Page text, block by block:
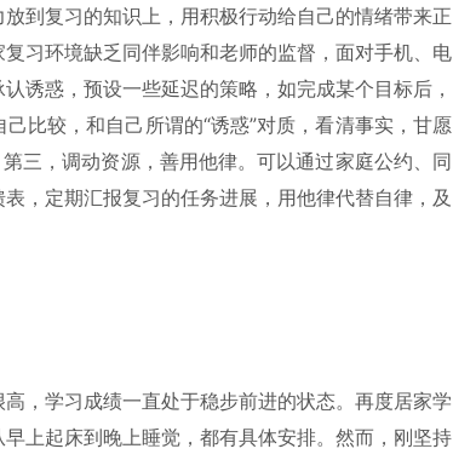
到复习的知识上，用积极行动给自己的情绪带来正
习环境缺乏同伴影响和老师的监督，面对手机、电
诱惑，预设一些延迟的策略，如完成某个目标后，
比较，和自己所谓的“诱惑”对质，看清事实，甘愿
三，调动资源，善用他律。可以通过家庭公约、同
，定期汇报复习的任务进展，用他律代替自律，及
，学习成绩一直处于稳步前进的状态。再度居家学
上起床到晚上睡觉，都有具体安排。然而，刚坚持